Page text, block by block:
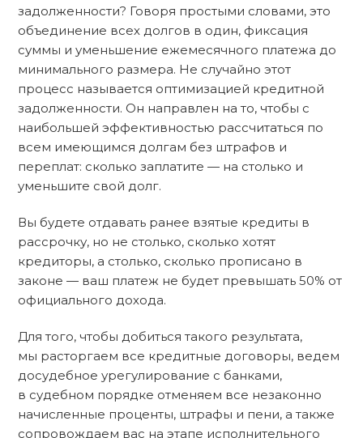
задолженности? Говоря простыми словами, это
объединение всех долгов в один, фиксация
суммы и уменьшение ежемесячного платежа до
минимального размера. Не случайно этот
процесс называется оптимизацией кредитной
задолженности. Он направлен на то, чтобы с
наибольшей эффективностью рассчитаться по
всем имеющимся долгам без штрафов и
переплат: сколько заплатите — на столько и
уменьшите свой долг.
Вы будете отдавать ранее взятые кредиты в
рассрочку, но не столько, сколько хотят
кредиторы, а столько, сколько прописано в
законе — ваш платеж не будет превышать 50% от
официального дохода.
Для того, чтобы добиться такого результата,
мы расторгаем все кредитные договоры, ведем
досудебное урегулирование с банками,
в судебном порядке отменяем все незаконно
начисленные проценты, штрафы и пени, а также
сопровождаем вас на этапе исполнительного